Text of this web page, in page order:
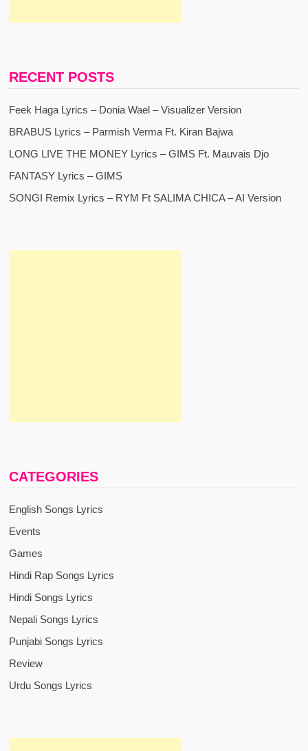
RECENT POSTS
Feek Haga Lyrics – Donia Wael – Visualizer Version
BRABUS Lyrics – Parmish Verma Ft. Kiran Bajwa
LONG LIVE THE MONEY Lyrics – GIMS Ft. Mauvais Djo
FANTASY Lyrics – GIMS
SONGI Remix Lyrics – RYM Ft SALIMA CHICA – AI Version
CATEGORIES
English Songs Lyrics
Events
Games
Hindi Rap Songs Lyrics
Hindi Songs Lyrics
Nepali Songs Lyrics
Punjabi Songs Lyrics
Review
Urdu Songs Lyrics